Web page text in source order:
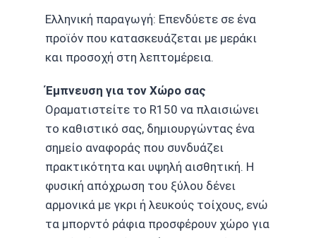
Ελληνική παραγωγή: Επενδύετε σε ένα
προϊόν που κατασκευάζεται με μεράκι
και προσοχή στη λεπτομέρεια.
Έμπνευση για τον Χώρο σας
Οραματιστείτε το R150 να πλαισιώνει
το καθιστικό σας, δημιουργώντας ένα
σημείο αναφοράς που συνδυάζει
πρακτικότητα και υψηλή αισθητική. Η
φυσική απόχρωση του ξύλου δένει
αρμονικά με γκρι ή λευκούς τοίχους, ενώ
τα μπορντό ράφια προσφέρουν χώρο για